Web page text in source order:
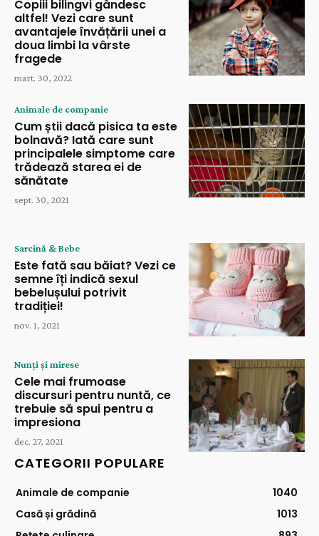
Copiii bilingvi gândesc
altfel! Vezi care sunt
avantajele învățării unei a
doua limbi la vârste
fragede
mart. 30, 2022
Animale de companie
Cum știi dacă pisica ta este
bolnavă? Iată care sunt
principalele simptome care
trădează starea ei de
sănătate
sept. 30, 2021
Sarcină & Bebe
Este fată sau băiat? Vezi ce
semne îți indică sexul
bebelușului potrivit
tradiției!
nov. 1, 2021
Nunți și mirese
Cele mai frumoase
discursuri pentru nuntă, ce
trebuie să spui pentru a
impresiona
dec. 27, 2021
CATEGORII POPULARE
Animale de companie
1040
Casă și grădină
1013